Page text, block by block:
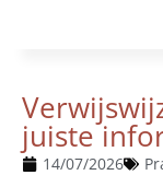
juiste
14/07/2026